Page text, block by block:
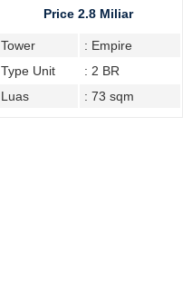
Price 2.8 Miliar
Tower
: Empire
Type Unit
: 2 BR
Luas
: 73 sqm